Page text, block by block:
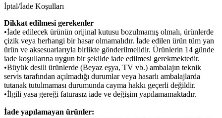
İptal/İade Koşulları
Dikkat edilmesi gerekenler
•İade edilecek ürünün orijinal kutusu bozulmamış olmalı, ürünlerde
çizik veya herhangi bir hasar olmamalıdır. İade edilen ürün tüm yan
ürün ve aksesuarlarıyla birlikte gönderilmelidir. Ürünlerin 14 günde
iade koşullarına uygun bir şekilde iade edilmesi gerekmektedir.
•Büyük desili ürünlerde (Beyaz eşya, TV vb.) ambalajın teknik
servis tarafından açılmadığı durumlar veya hasarlı ambalajlarda
tutanak tutulmaması durumunda cayma hakkı geçerli değildir.
•İlgili yasa gereği faturasız iade ve değişim yapılamamaktadır.
İade yapılamayan ürünler: